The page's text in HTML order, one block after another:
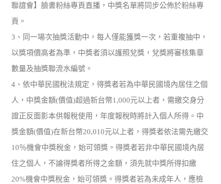
聯誼會】臉書粉絲專頁直播，中獎名單將同步公佈於粉絲專
頁。
3、同一場次抽獎活動中，每人僅能獲獎一次，若重複抽中，
以獎項價高者為準，中獎者須以護照兌獎，兌獎將審核集章
數量及抽獎聯流水編號。
4、依中華民國稅法規定，得獎者若為中華民國境內居住之個
人，中獎金額(價值)超過新台幣1,000元以上者，需繳交身分
證正反面影本供報稅使用，年度報稅時將計入個人所得。中
獎金額(價值)在新台幣20,010元以上者，得獎者依法需先繳交
10％機會中獎稅金，始可領獎。得獎者若非中華民國境內居
住之個人，不論得獎者所得之金額，須先就中獎所得扣繳
20%機會中獎稅金，始可領獎。得獎者若為未成年人，應檢